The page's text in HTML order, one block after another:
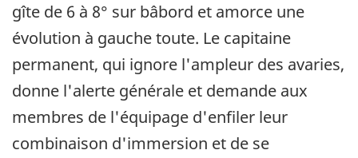
gîte de 6 à 8° sur bâbord et amorce une
évolution à gauche toute. Le capitaine
permanent, qui ignore l'ampleur des avaries,
donne l'alerte générale et demande aux
membres de l'équipage d'enfiler leur
combinaison d'immersion et de se